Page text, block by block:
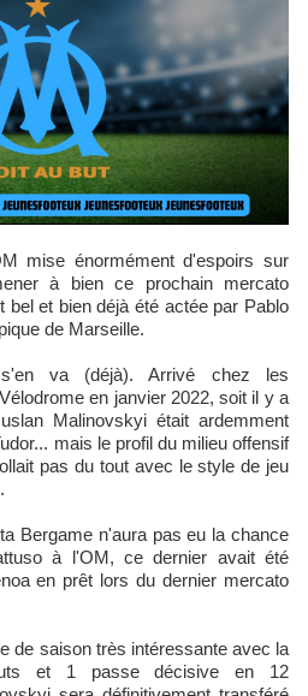
à bien ce prochain mercato
bel et bien déjà été actée par Pablo
de Marseille.
va (déjà). Arrivé chez les
en janvier 2022, soit il y a
Malinovskyi était ardemment
mais le profil du milieu offensif
pas du tout avec le style de jeu
Bergame n'aura pas eu la chance
à l'OM, ce dernier avait été
en prêt lors du dernier mercato
de saison très intéressante avec la
et 1 passe décisive en 12